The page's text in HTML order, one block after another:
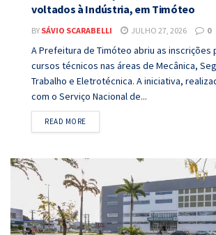
voltados à Indústria, em Timóteo
BY SÁVIO SCARABELLI JULHO 27, 2026 0
A Prefeitura de Timóteo abriu as inscrições
cursos técnicos nas áreas de Mecânica,
Trabalho e Eletrotécnica. A iniciativa,
com o Serviço Nacional de...
READ MOREDETAILS